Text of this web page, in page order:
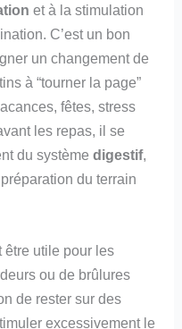
et à la stimulation
C’est un bon
un changement de
à “tourner la page”
fêtes, stress
les repas, il se
du systèmedigestif,
du terrain
être utile pour les
ou de brûlures
de rester sur des
excessivement le